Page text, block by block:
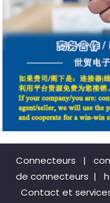
Connecteurs |
de connecteurs |
Contact et